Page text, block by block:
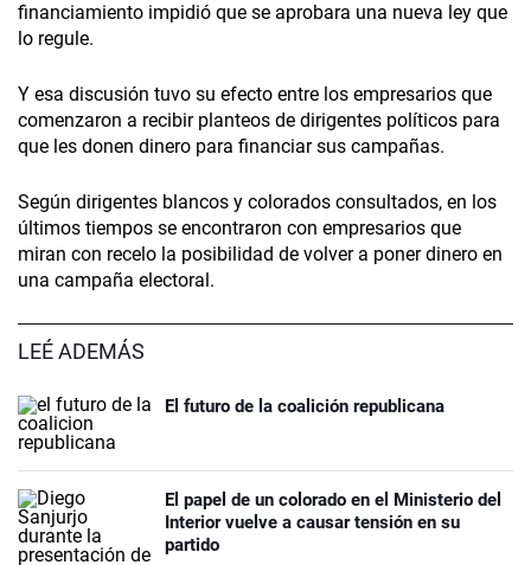
financiamiento impidió que se aprobara una nueva ley que
lo regule.
Y esa discusión tuvo su efecto entre los empresarios que
comenzaron a recibir planteos de dirigentes políticos para
que les donen dinero para financiar sus campañas.
Según dirigentes blancos y colorados consultados, en los
últimos tiempos se encontraron con empresarios que
miran con recelo la posibilidad de volver a poner dinero en
una campaña electoral.
LEÉ ADEMÁS
El futuro de la coalición republicana
El papel de un colorado en el Ministerio del
Interior vuelve a causar tensión en su
partido